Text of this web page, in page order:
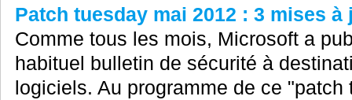
Patch tuesday mai 2012 : 3 mises
Comme tous les mois, Microsoft a
habituel bulletin de sécurité à
logiciels. Au programme de ce